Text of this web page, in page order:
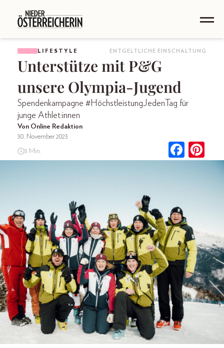
LIFESTYLE ENTGELTLICHE EINSCHALTUNG
Unterstütze mit P&G
unsere Olympia-Jugend
Spendenkampagne #HöchstleistungJedenTag für
junge Athlet:innen
Von Online Redaktion
30. November 2023
3 Min.